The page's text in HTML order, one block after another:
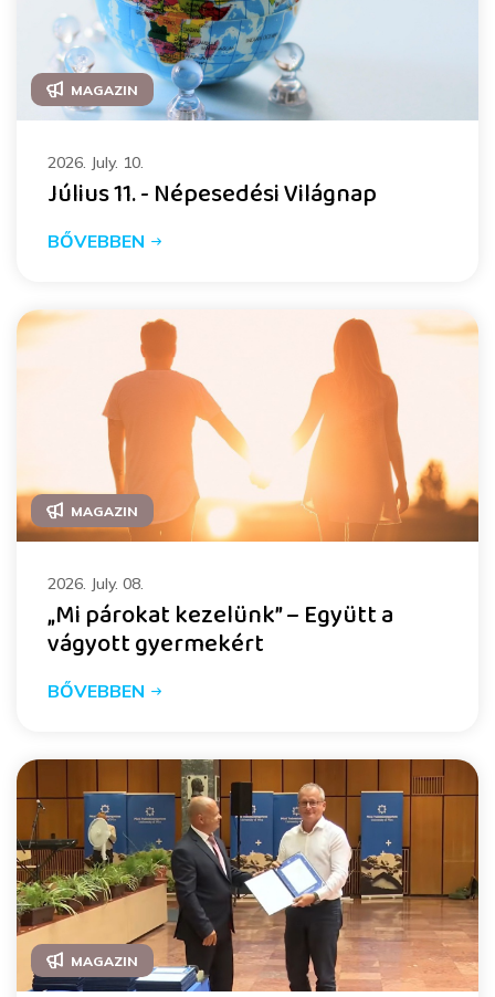
MAGAZIN
2026. July. 10.
Július 11. - Népesedési Világnap
BŐVEBBEN
MAGAZIN
2026. July. 08.
„Mi párokat kezelünk” – Együtt a
vágyott gyermekért
BŐVEBBEN
MAGAZIN